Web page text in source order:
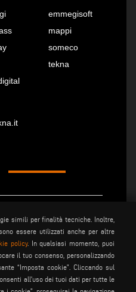
emmegisoft
mappi
someco
tekna
condizioni generali di vendita
impostazione cookies
simili per finalità tecniche. Inoltre,
essere utilizzati anche per altre
policy. In qualsiasi momento, puoi
il tuo consenso, personalizzando
“Imposta cookie”. Cliccando sul
all'uso dei tuoi dati per tutte le